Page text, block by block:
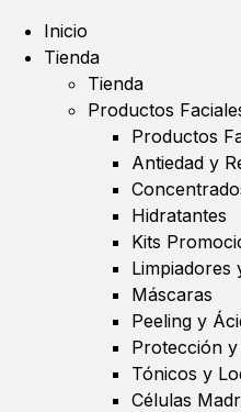
Inicio
Tienda
Tienda
Productos
Productos
Antiedad y
Hidratantes
Kits
Limpiadores
Máscaras
Peeling y
Protección y
Tónicos y
Células